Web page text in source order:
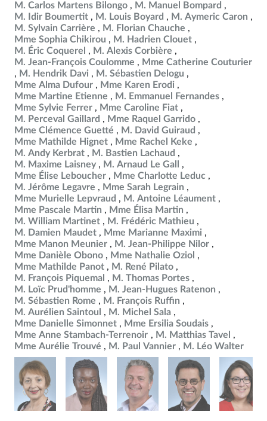
M. Carlos Martens Bilongo
M. Manuel Bompard
M. Idir Boumertit
M. Louis Boyard
M. Aymeric Caron
M. Sylvain Carrière
M. Florian Chauche
Mme Sophia Chikirou
M. Hadrien Clouet
M. Éric Coquerel
M. Alexis Corbière
M. Jean-François Coulomme
Mme Catherine Couturier
M. Hendrik Davi
M. Sébastien Delogu
Mme Alma Dufour
Mme Karen Erodi
Mme Martine Etienne
M. Emmanuel Fernandes
Mme Sylvie Ferrer
Mme Caroline Fiat
M. Perceval Gaillard
Mme Raquel Garrido
Mme Clémence Guetté
M. David Guiraud
Mme Mathilde Hignet
Mme Rachel Keke
M. Andy Kerbrat
M. Bastien Lachaud
M. Maxime Laisney
M. Arnaud Le Gall
Mme Élise Leboucher
Mme Charlotte Leduc
M. Jérôme Legavre
Mme Sarah Legrain
Mme Murielle Lepvraud
M. Antoine Léaument
Mme Pascale Martin
Mme Élisa Martin
M. William Martinet
M. Frédéric Mathieu
M. Damien Maudet
Mme Marianne Maximi
Mme Manon Meunier
M. Jean-Philippe Nilor
Mme Danièle Obono
Mme Nathalie Oziol
Mme Mathilde Panot
M. René Pilato
M. François Piquemal
M. Thomas Portes
M. Loïc Prud'homme
M. Jean-Hugues Ratenon
M. Sébastien Rome
M. François Ruffin
M. Aurélien Saintoul
M. Michel Sala
Mme Danielle Simonnet
Mme Ersilia Soudais
Mme Anne Stambach-Terrenoir
M. Matthias Tavel
Mme Aurélie Trouvé
M. Paul Vannier M. Léo Walter